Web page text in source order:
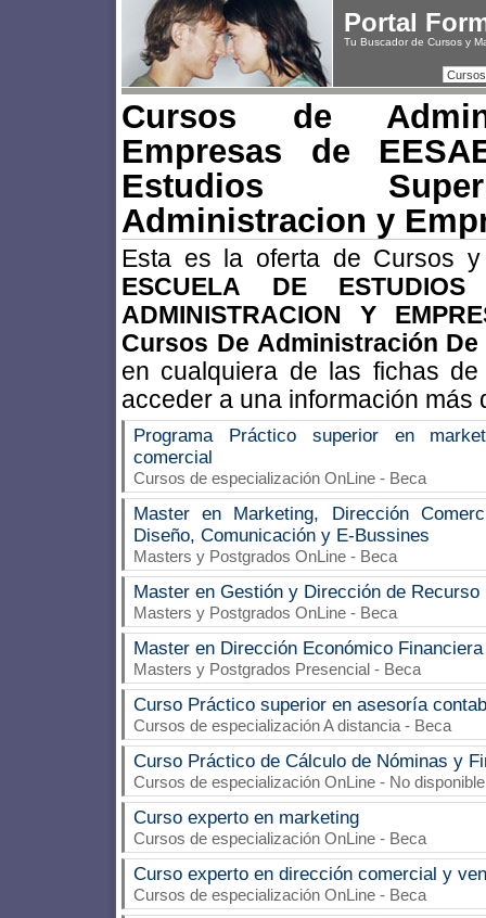
Portal
Tu Buscador de Cursos y
Cursos de
Empresas de
Estudios
Administracion y
Esta es la oferta de Cursos
ESCUELA DE ESTUDIOS
ADMINISTRACION Y
Cursos De Administración De
en cualquiera de las fichas
acceder a una información más
Programa Práctico superior en
comercial
Cursos de especialización OnLine - Beca
Master en Marketing, Dirección
Diseño, Comunicación y E-Bussines
Masters y Postgrados OnLine - Beca
Master en Gestión y Dirección de Recurso
Masters y Postgrados OnLine - Beca
Master en Dirección Económico Financiera
Masters y Postgrados Presencial - Beca
Curso Práctico superior en asesoría
Cursos de especialización A distancia - Beca
Curso Práctico de Cálculo de Nóminas y
Cursos de especialización OnLine - No disponible
Curso experto en marketing
Cursos de especialización OnLine - Beca
Curso experto en dirección comercial y
Cursos de especialización OnLine - Beca